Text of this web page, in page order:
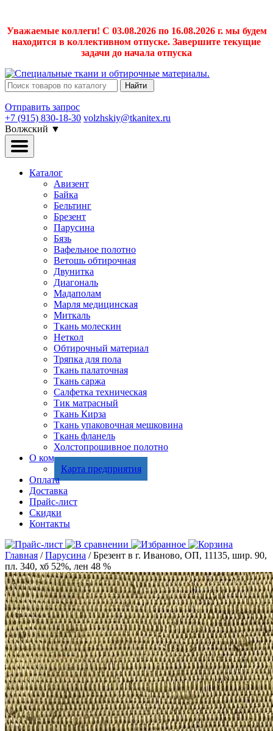
Уважаемые коллеги! С 03.08.2026 по 16.08.2026 г. мы будем
находится в коллективном отпуске. Завершите текущие
задачи до начала отпуска
Найти
Отправить запрос
+7 (915) 830-18-30 volzhskiy@tkanitex.ru
Волжский ▼
Каталог
Авизент
Байка
Бельтинг
Брезент
Парусина
Бязь
Вафельное полотно
Ветошь обтирочная
Двунитка
Диагональ
Мадаполам
Марля медицинская
Миткаль
Ткань молескин
Неткол
Обтирочный материал
Тряпка для пола
Ткань палаточная
Ткань саржа
Салфетка техническая
Тик матрасный
Ткань Кирза
Ткань упаковочная мешковина
Ткань фланель
Холстопрошивное полотно
О компании
Карта предприятия
Оплата
Доставка
Прайс-лист
Скидки
Контакты
Главная /Парусина / Брезент в г. Иваново, ОП, 11135, шир. 90,
пл. 340, хб 52%, лен 48 %